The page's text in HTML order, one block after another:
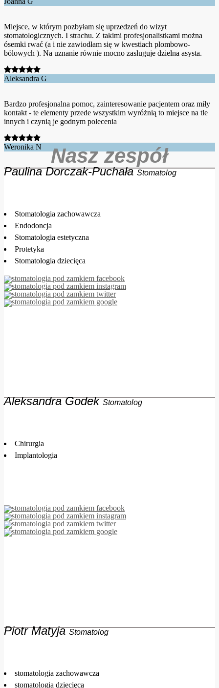
Miejsce, w którym pozbyłam się uprzedzeń do wizyt
stomatologicznych. I strachu. Z takimi profesjonalistkami można
ósemki rwać (a i nie zawiodłam się w kwestiach plombowo-
bólowych ). Na uznanie równie mocno zasługuje dzielna asysta.
Aleksandra G
Bardzo profesjonalna pomoc, zainteresowanie pacjentem oraz miły
kontakt - te elementy przede wszystkim wyróżnią to miejsce na tle
innych i czynią je godnym polecenia
Weronika N Nasz zespół
Paulina Dorczak-PuchałaStomatolog
Stomatologia zachowawcza
Endodoncja
Stomatologia estetyczna
Protetyka
Stomatologia dziecięca
Aleksandra GodekStomatolog
Chirurgia
Implantologia
Piotr MatyjaStomatolog
stomatologia zachowawcza
stomatologia dziecięca